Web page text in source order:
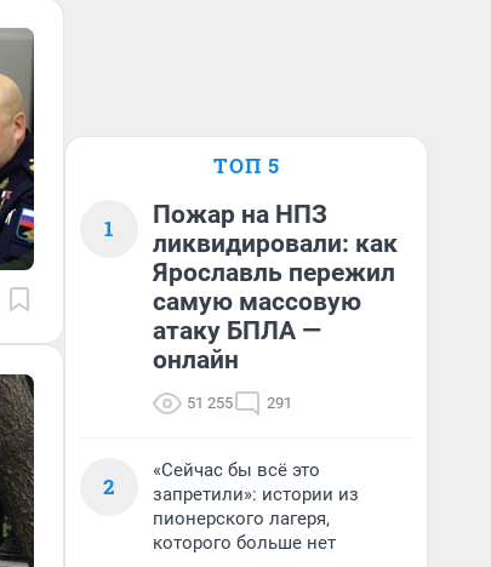
ТОП 5
1
Пожар на НПЗ
ликвидировали: как
Ярославль пережил
самую массовую
атаку БПЛА —
онлайн
51 255 291
2
«Сейчас бы всё это
запретили»: истории из
пионерского лагеря,
которого больше нет